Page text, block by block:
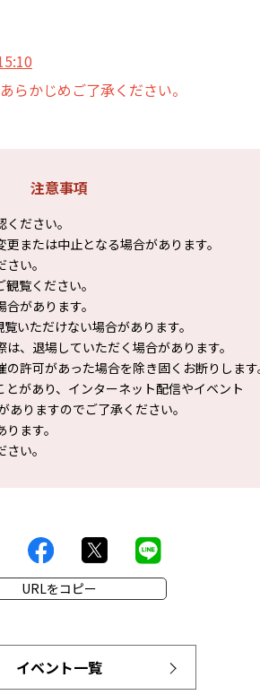
かじめご了承ください。
注意事項
ださい。
または中止となる場合があります。
い。
覧ください。
があります。
いただけない場合があります。
、退場していただく場合があります。
許可があった場合を除き固くお断りしま
があり、インターネット配信やイベント
りますのでご了承ください。
ます。
い。
URLをコピー
イベント一覧